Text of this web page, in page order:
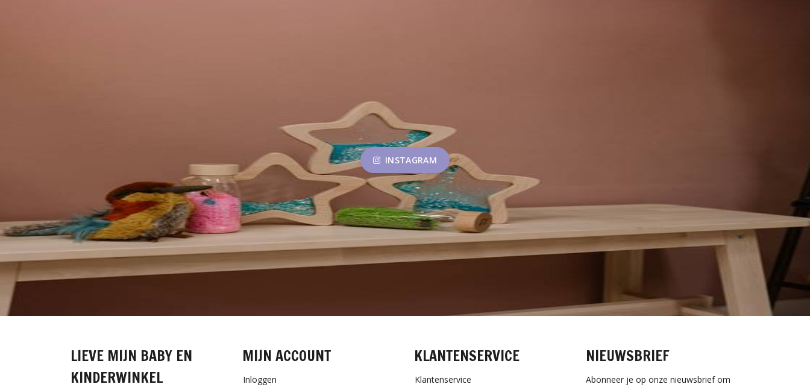
INSTAGRAM
LIEVE MIJN BABY EN
KINDERWINKEL
MIJN ACCOUNT
Inloggen
KLANTENSERVICE
Klantenservice
NIEUWSBRIEF
Abonneer je op onze nieuwsbrief om